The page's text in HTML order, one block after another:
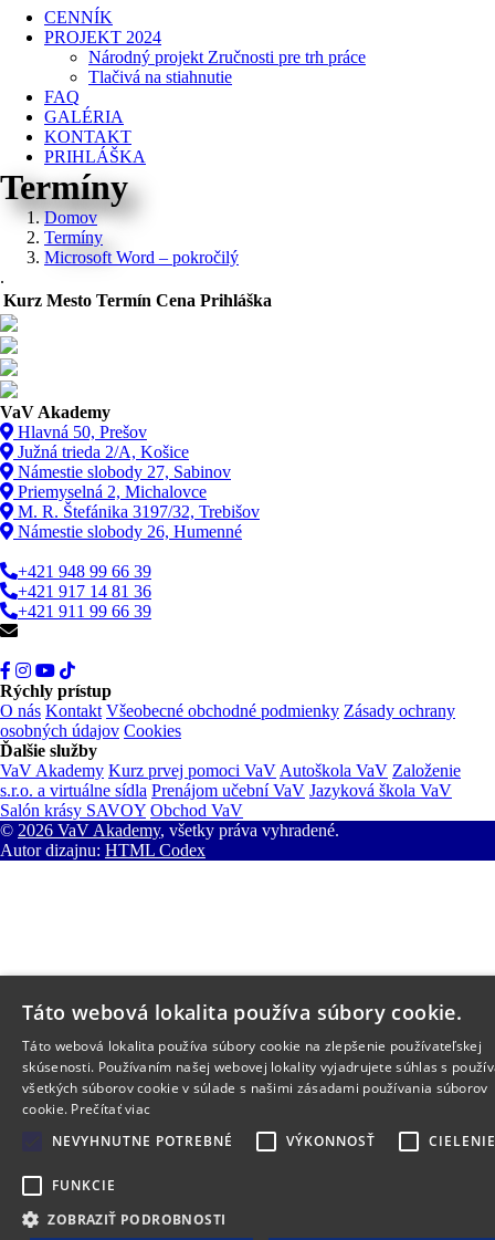
CENNÍK
PROJEKT 2024
Národný projekt Zručnosti pre trh práce
Tlačivá na stiahnutie
FAQ
GALÉRIA
KONTAKT
PRIHLÁŠKA
Termíny
Domov
Termíny
Microsoft Word – pokročilý
.
Kurz Mesto Termín Cena Prihláška
VaV Akademy
Hlavná 50, Prešov
Južná trieda 2/A, Košice
Námestie slobody 27, Sabinov
Priemyselná 2, Michalovce
M. R. Štefánika 3197/32, Trebišov
Námestie slobody 26, Humenné
+421 948 99 66 39
+421 917 14 81 36
+421 911 99 66 39
Rýchly prístup
O nás Kontakt Všeobecné obchodné podmienky Zásady ochrany
osobných údajov Cookies
Ďalšie služby
VaV Akademy Kurz prvej pomoci VaV Autoškola VaV Založenie
s.r.o. a virtuálne sídla Prenájom učební VaV Jazyková škola VaV
Salón krásy SAVOY Obchod VaV
© 2026 VaV Akademy, všetky práva vyhradené.
Autor dizajnu: HTML Codex
Táto webová lokalita používa súbory cookie.
Táto webová lokalita používa súbory cookie na zlepšenie používateľskej
skúsenosti. Používaním našej webovej lokality vyjadrujete súhlas s
všetkých súborov cookie v súlade s našimi zásadami používania súborov
cookie. Prečítať viac
NEVYHNUTNE POTREBNÉ
VÝKONNOSŤ CIELENIE
FUNKCIE
ZOBRAZIŤ PODROBNOSTI